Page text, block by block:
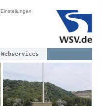
Einstellungen
Webservices